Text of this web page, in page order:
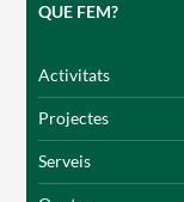
QUE FEM?
Activitats
Projectes
Serveis